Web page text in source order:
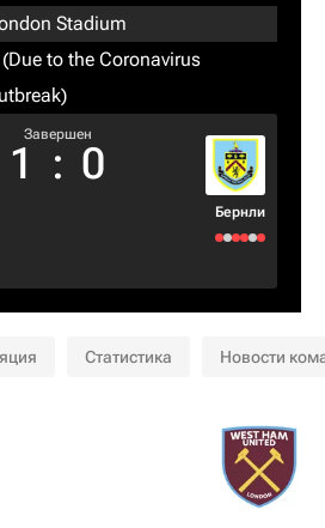
Stadium
to the Coronavirus
Завершен
1 : 0
Бернли
Статистика Новости